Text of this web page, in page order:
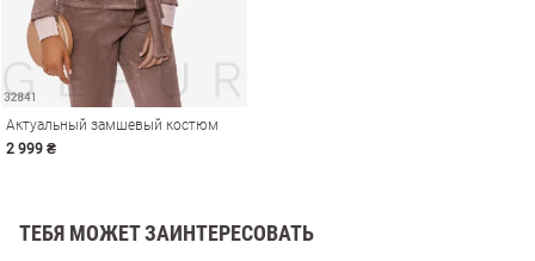
Актуальный замшевый костюм
2 999 ₴
ТЕБЯ МОЖЕТ ЗАИНТЕРЕСОВАТЬ